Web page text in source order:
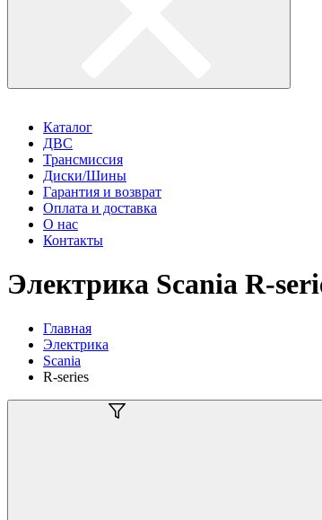
Каталог
ДВС
Трансмиссия
Диски/Шины
Гарантия и возврат
Оплата и доставка
О нас
Контакты
Электрика Scania R-
Главная
Электрика
Scania
R-series